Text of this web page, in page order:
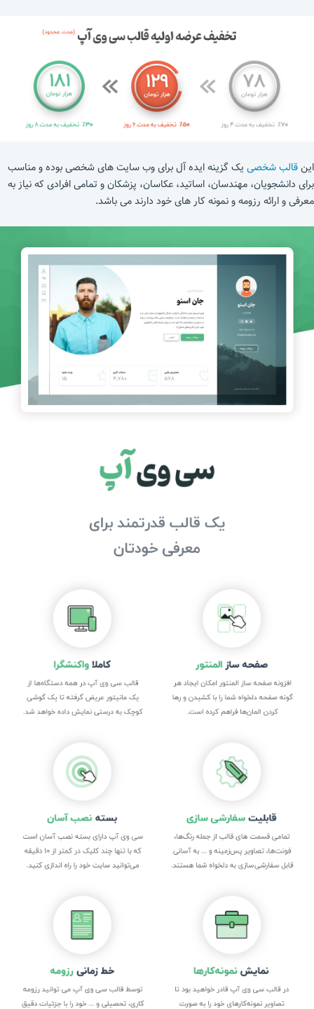
اینقالب شخصی یک گزینه ایده آل برای وب سایت های شخصی بوده و مناسب
برای دانشجویان، مهندسان، اساتید، عکاسان، پزشکان و تمامی افرادی که نیاز به
معرفی و ارائه رزومه و نمونه کار های خود دارند می باشد.